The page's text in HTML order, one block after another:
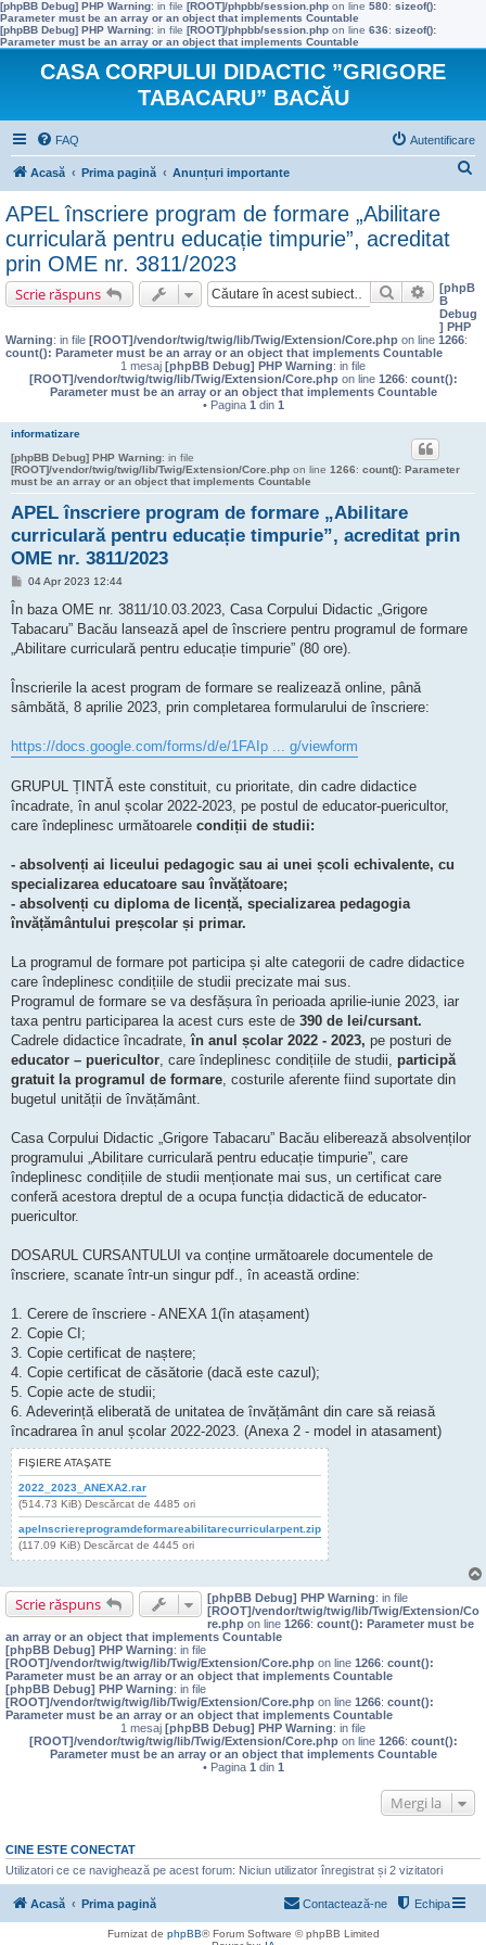
[phpBB Debug] PHP Warning: in file [ROOT]/phpbb/session.php on line 580: sizeof():
Parameter must be an array or an object that implements Countable
[phpBB Debug] PHP Warning: in file [ROOT]/phpbb/session.php on line 636: sizeof():
Parameter must be an array or an object that implements Countable
CASA CORPULUI DIDACTIC ”GRIGORE
TABACARU” BACĂU
FAQ Autentificare
Acasă Prima pagină Anunțuri importante
APEL înscriere program de formare „Abilitare
curriculară pentru educație timpurie”, acreditat
prin OME nr. 3811/2023
Scrie răspuns Căutare[phpB
B
Debug
] PHP
Warning: in file [ROOT]/vendor/twig/twig/lib/Twig/Extension/Core.php on line 1266:
count(): Parameter must be an array or an object that implements Countable
1 mesaj [phpBB Debug] PHP Warning: in file
[ROOT]/vendor/twig/twig/lib/Twig/Extension/Core.phpon line 1266: count():
Parameter must be an array or an object that implements Countable
• Pagina 1 din 1
informatizare
[phpBB Debug] PHP Warning: in file
[ROOT]/vendor/twig/twig/lib/Twig/Extension/Core.php on line 1266: count(): Parameter
must be an array or an object that implements Countable
APEL înscriere program de formare „Abilitare
curriculară pentru educație timpurie”, acreditat prin
OME nr. 3811/2023
M
s
j
04 Apr 2023 12:44
În baza OME nr. 3811/10.03.2023, Casa Corpului Didactic „Grigore
Tabacaru” Bacău lansează apel de înscriere pentru programul de formare
„Abilitare curriculară pentru educație timpurie” (80 ore).
Înscrierile la acest program de formare se realizează online, până
sâmbătă, 8 aprilie 2023, prin completarea formularului de înscriere:
https://docs.google.com/forms/d/e/1FAIp ... g/viewform
GRUPUL ȚINTĂ este constituit, cu prioritate, din cadre didactice
încadrate, în anul școlar 2022-2023, pe postul de educator-puericultor,
care îndeplinesc următoarele condiții de studii:
- absolvenți ai liceului pedagogic sau ai unei școli echivalente, cu
specializarea educatoare sau învățătoare;
- absolvenți cu diploma de licență, specializarea pedagogia
învățământului preșcolar și primar.
La programul de formare pot participa și alte categorii de cadre didactice
care îndeplinesc condițiile de studii precizate mai sus.
Programul de formare se va desfășura în perioada aprilie-iunie 2023, iar
taxa pentru participarea la acest curs este de 390 de lei/cursant.
Cadrele didactice încadrate,în anul școlar 2022 - 2023, pe posturi de
educator – puericultor, care îndeplinesc condițiile de studii, participă
gratuit la programul de formare, costurile aferente fiind suportate din
bugetul unității de învățământ.
Casa Corpului Didactic „Grigore Tabacaru” Bacău eliberează absolvenților
programului „Abilitare curriculară pentru educație timpurie”, care
îndeplinesc condițiile de studii menționate mai sus, un certificat care
conferă acestora dreptul de a ocupa funcția didactică de educator-
puericultor.
DOSARUL CURSANTULUI va conține următoarele documentele de
înscriere, scanate într-un singur pdf., în această ordine:
1. Cerere de înscriere - ANEXA 1(în atașament)
2. Copie CI;
3. Copie certificat de naștere;
4. Copie certificat de căsătorie (dacă este cazul);
5. Copie acte de studii;
6. Adeverință eliberată de unitatea de învățământ din care să reiasă
încadrarea în anul școlar 2022-2023. (Anexa 2 - model in atasament)
FIŞIERE ATAŞATE
2022_2023_ANEXA2.rar
(514.73 KiB) Descărcat de 4485 ori
apelnscriereprogramdeformareabilitarecurricularpent.zip
(117.09 KiB) Descărcat de 4445 ori
Scrie răspuns [phpBB Debug] PHP Warning: in file
[ROOT]/vendor/twig/twig/lib/Twig/Extension/Co
re.php on line 1266: count(): Parameter must be
an array or an object that implements Countable
[phpBB Debug] PHP Warning: in file
[ROOT]/vendor/twig/twig/lib/Twig/Extension/Core.php on line 1266: count():
Parameter must be an array or an object that implements Countable
[phpBB Debug] PHP Warning: in file
[ROOT]/vendor/twig/twig/lib/Twig/Extension/Core.php on line 1266: count():
Parameter must be an array or an object that implements Countable
1 mesaj [phpBB Debug] PHP Warning: in file
[ROOT]/vendor/twig/twig/lib/Twig/Extension/Core.phpon line 1266: count():
Parameter must be an array or an object that implements Countable
• Pagina 1 din 1
Mergi la
CINE ESTE CONECTAT
Utilizatori ce ce navighează pe acest forum: Niciun utilizator înregistrat și 2 vizitatori
Acasă Prima pagină Echipa
Contactează-ne
Furnizat de phpBB® Forum Software © phpBB Limited